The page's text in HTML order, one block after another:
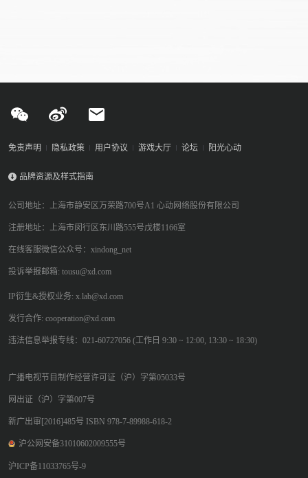
免责声明 隐私政策 用户协议 游戏大厅 论坛 阳光心动
品牌资源及样式指南
公司地址：上海市静安区万荣路700号A1 心动网络股份有限公司
注册地址：上海市闵行区东川路555号戊楼1166室
在线客服微信公众号：xindong_net
投诉举报邮箱: tousu@xd.com
IP衍生&授权业务: x.lab@xd.com
发行合作: cooperation@xd.com
违法信息举报专线：021-60727056 (工作日 9:30 ~ 12:00, 13:30 ~ 18:30)
广播电视节目制作经营许可证（沪）字第05033号
网出证（沪）字第007号
新广出审[2016]485号 ISBN 978-7-89988-618-2
沪公网安备31010602009555号
沪ICP备11033765号-9